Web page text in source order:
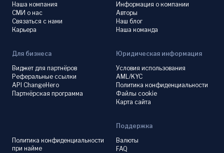
Наша компания
СМИ о нас
Связаться с нами
Карьера
Информация о компании
Авторы
Наш блог
Наша команда
Для бизнеса
Виджет для партнёров
Реферальные ссылки
API ChangeHero
Партнёрская программа
Юридическая информация
Условия использования
AML/KYC
Политика конфиденциальности
Файлы cookie
Карта сайта
Политика конфиденциальности
при найме
Поддержка
Валюты
FAQ